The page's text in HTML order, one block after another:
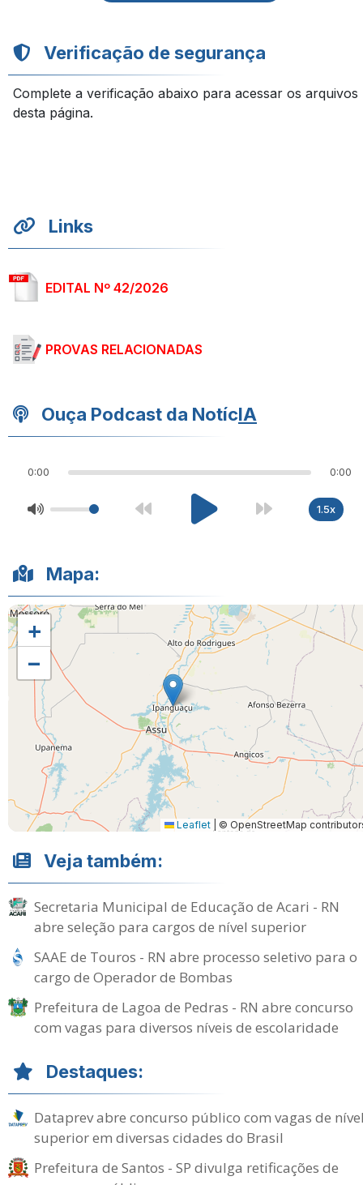
Verificação de segurança
Complete a verificação abaixo para acessar os arquivos
desta página.
Links
EDITAL Nº 42/2026
PROVAS RELACIONADAS
Ouça Podcast da NotícIA
0:00 0:00
1.5x
Mapa:
+
−
Leaflet © OpenStreetMap
Veja também:
Secretaria Municipal de Educação de Acari - RN
abre seleção para cargos de nível superior
SAAE de Touros - RN abre processo seletivo para o
cargo de Operador de Bombas
Prefeitura de Lagoa de Pedras - RN abre concurso
com vagas para diversos níveis de escolaridade
Destaques:
Dataprev abre concurso público com vagas de
superior em diversas cidades do Brasil
Prefeitura de Santos - SP divulga retificações de